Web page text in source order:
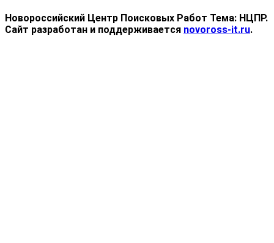
Новороссийский Центр Поисковых Работ Тема: НЦПР.
Сайт разработан и поддерживается novoross-it.ru.